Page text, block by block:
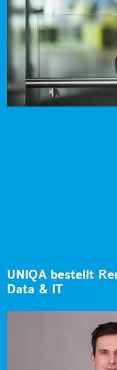
UNIQA bestellt
Data & IT